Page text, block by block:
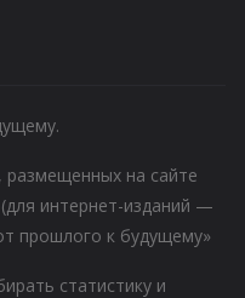
размещенных на сайте
интернет-изданий —
прошлого к будущему»
статистику и